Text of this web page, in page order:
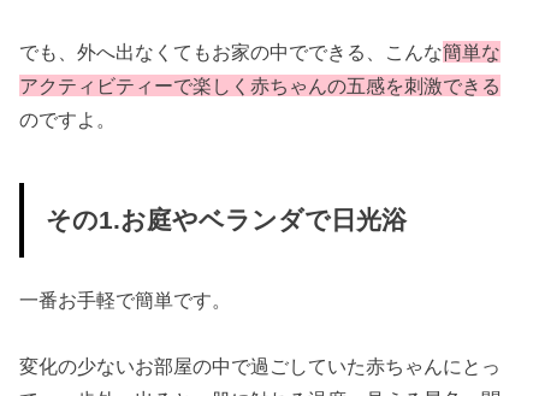
でも、外へ出なくてもお家の中でできる、こんな簡単な
アクティビティーで楽しく赤ちゃんの五感を刺激できる
のですよ。
その1.お庭やベランダで日光浴
一番お手軽で簡単です。
変化の少ないお部屋の中で過ごしていた赤ちゃんにとっ